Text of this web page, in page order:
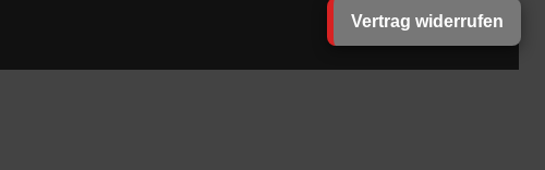
Vertrag widerrufen